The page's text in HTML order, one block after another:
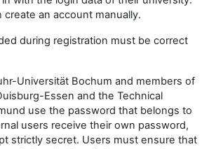
create an account manually.
during registration must be correct
Universität Bochum and members of
Essen and the Technical
use the password that belongs to
users receive their own password,
strictly secret. Users must ensure that